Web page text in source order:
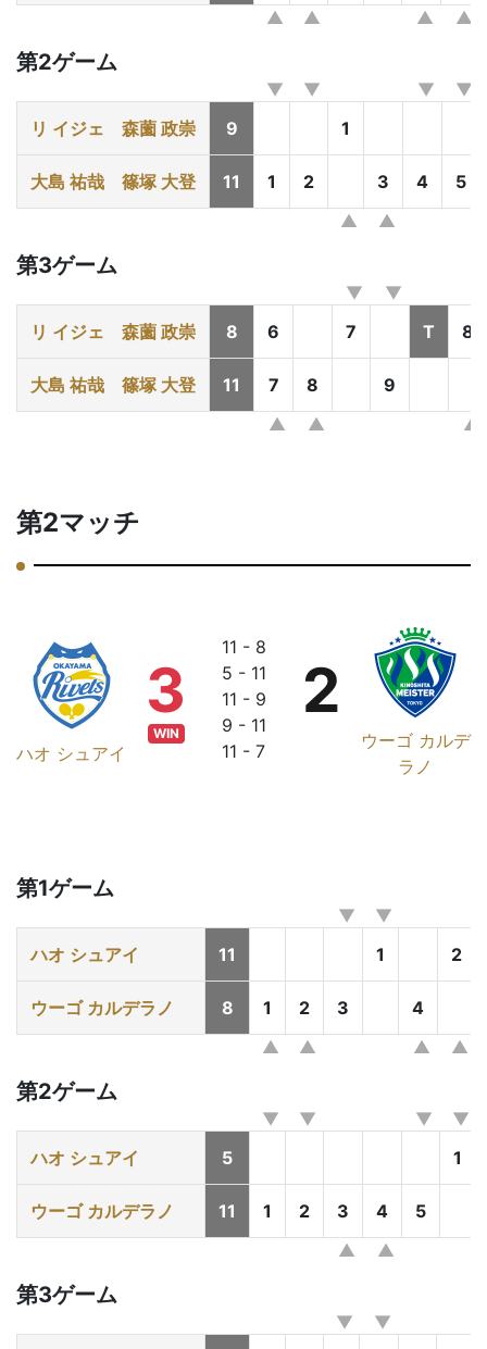
第2ゲーム
リ イジェ 森薗 政崇 9 1
大島 祐哉 篠塚 大登 11 1 2 3 4 5
第3ゲーム
リ イジェ 森薗 政崇 8 6 7 T 8
大島 祐哉 篠塚 大登 11 7 8 9
第2マッチ
ハオ シュアイ
3
WIN
11 - 8
5 - 11
11 - 9
9 - 11
11 - 7
ウーゴ カルデ
ラノ
2
第1ゲーム
ハオ シュアイ 11 1 2
ウーゴ カルデラノ 8 1 2 3 4
第2ゲーム
ハオ シュアイ 5 1
ウーゴ カルデラノ 11 1 2 3 4 5
第3ゲーム